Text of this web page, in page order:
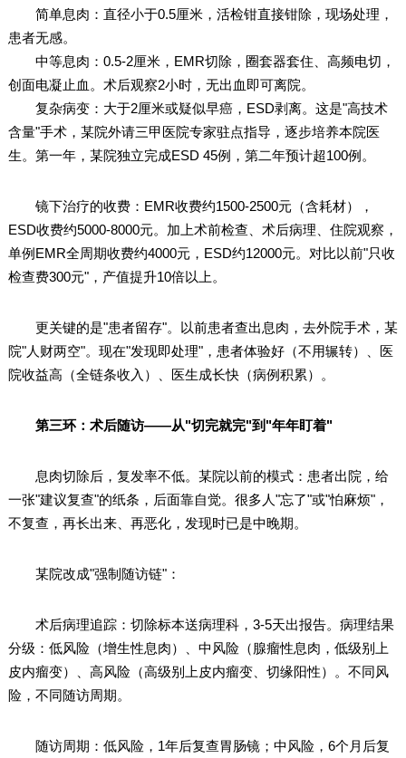
简单息肉：直径小于0.5厘米，活检钳直接钳除，现场处理，
患者无感。
中等息肉：0.5-2厘米，EMR切除，圈套器套住、高频电切，
创面电凝止血。术后观察2小时，无出血即可离院。
复杂病变：大于2厘米或疑似早癌，ESD剥离。这是"高技术
含量"手术，某院外请三甲医院专家驻点指导，逐步培养本院医
生。第一年，某院独立完成ESD 45例，第二年预计超100例。
镜下治疗的收费：EMR收费约1500-2500元（含耗材），
ESD收费约5000-8000元。加上术前检查、术后病理、住院观察，
单例EMR全周期收费约4000元，ESD约12000元。对比以前"只收
检查费300元"，产值提升10倍以上。
更关键的是"患者留存"。以前患者查出息肉，去外院手术，某
院"人财两空"。现在"发现即处理"，患者体验好（不用辗转）、医
院收益高（全链条收入）、医生成长快（病例积累）。
第三环：术后随访——从"切完就完"到"年年盯着"
息肉切除后，复发率不低。某院以前的模式：患者出院，给
一张"建议复查"的纸条，后面靠自觉。很多人"忘了"或"怕麻烦"，
不复查，再长出来、再恶化，发现时已是中晚期。
某院改成"强制随访链"：
术后病理追踪：切除标本送病理科，3-5天出报告。病理结果
分级：低风险（增生性息肉）、中风险（腺瘤性息肉，低级别上
皮内瘤变）、高风险（高级别上皮内瘤变、切缘阳性）。不同风
险，不同随访周期。
随访周期：低风险，1年后复查胃肠镜；中风险，6个月后复